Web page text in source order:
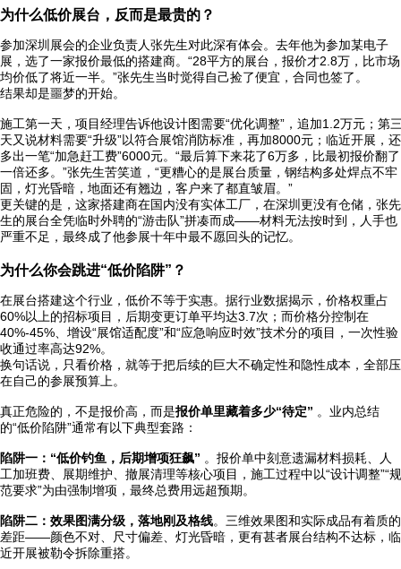
为什么低价展台，反而是最贵的？
参加深圳展会的企业负责人张先生对此深有体会。去年他为参加某电子
展，选了一家报价最低的搭建商。“28平方的展台，报价才2.8万，比市场
均价低了将近一半。”张先生当时觉得自己捡了便宜，合同也签了。
结果却是噩梦的开始。
施工第一天，项目经理告诉他设计图需要“优化调整”，追加1.2万元；第
天又说材料需要“升级”以符合展馆消防标准，再加8000元；临近开展，还
多出一笔“加急赶工费”6000元。“最后算下来花了6万多，比最初报价翻了
一倍还多。”张先生苦笑道，“更糟心的是展台质量，钢结构多处焊点不牢
固，灯光昏暗，地面还有翘边，客户来了都直皱眉。”
更关键的是，这家搭建商在国内没有实体工厂，在深圳更没有仓储，张先
生的展台全凭临时外聘的“游击队”拼凑而成——材料无法按时到，人手也
严重不足，最终成了他参展十年中最不愿回头的记忆。
为什么你会跳进“低价陷阱”？
在展台搭建这个行业，低价不等于实惠。据行业数据揭示，价格权重占
60%以上的招标项目，后期变更订单平均达3.7次；而价格分控制在
40%-45%、增设“展馆适配度”和“应急响应时效”技术分的项目，一次性验
收通过率高达92%。
换句话说，只看价格，就等于把后续的巨大不确定性和隐性成本，全部压
在自己的参展预算上。
真正危险的，不是报价高，而是报价单里藏着多少“待定” 。业内总结
的“低价陷阱”通常有以下典型套路：
陷阱一：“低价钓鱼，后期增项狂飙” 。报价单中刻意遗漏材料损耗、人
工加班费、展期维护、撤展清理等核心项目，施工过程中以“设计调整”“规
范要求”为由强制增项，最终总费用远超预期。
陷阱二：效果图满分级，落地刚及格线。三维效果图和实际成品有着质的
差距——颜色不对、尺寸偏差、灯光昏暗，更有甚者展台结构不达标，临
近开展被勒令拆除重搭。